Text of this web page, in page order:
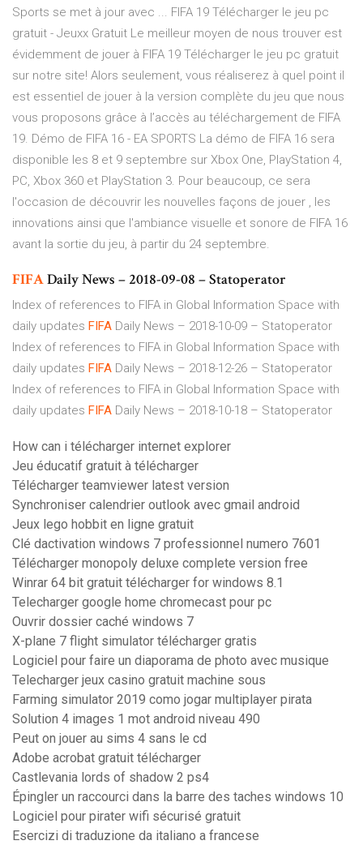
Sports se met à jour avec ... FIFA 19 Télécharger le jeu pc
gratuit - Jeuxx Gratuit Le meilleur moyen de nous trouver est
évidemment de jouer à FIFA 19 Télécharger le jeu pc gratuit
sur notre site! Alors seulement, vous réaliserez à quel point il
est essentiel de jouer à la version complète du jeu que nous
vous proposons grâce à l’accès au téléchargement de FIFA
19. Démo de FIFA 16 - EA SPORTS La démo de FIFA 16 sera
disponible les 8 et 9 septembre sur Xbox One, PlayStation 4,
PC, Xbox 360 et PlayStation 3. Pour beaucoup, ce sera
l'occasion de découvrir les nouvelles façons de jouer , les
innovations ainsi que l'ambiance visuelle et sonore de FIFA 16
avant la sortie du jeu, à partir du 24 septembre.
FIFADaily News – 2018-09-08 – Statoperator
Index of references to FIFA in Global Information Space with
daily updates FIFA Daily News – 2018-10-09 – Statoperator
Index of references to FIFA in Global Information Space with
daily updates FIFA Daily News – 2018-12-26 – Statoperator
Index of references to FIFA in Global Information Space with
daily updates FIFA Daily News – 2018-10-18 – Statoperator
How can i télécharger internet explorer
Jeu éducatif gratuit à télécharger
Télécharger teamviewer latest version
Synchroniser calendrier outlook avec gmail android
Jeux lego hobbit en ligne gratuit
Clé dactivation windows 7 professionnel numero 7601
Télécharger monopoly deluxe complete version free
Winrar 64 bit gratuit télécharger for windows 8.1
Telecharger google home chromecast pour pc
Ouvrir dossier caché windows 7
X-plane 7 flight simulator télécharger gratis
Logiciel pour faire un diaporama de photo avec musique
Telecharger jeux casino gratuit machine sous
Farming simulator 2019 como jogar multiplayer pirata
Solution 4 images 1 mot android niveau 490
Peut on jouer au sims 4 sans le cd
Adobe acrobat gratuit télécharger
Castlevania lords of shadow 2 ps4
Épingler un raccourci dans la barre des taches windows 10
Logiciel pour pirater wifi sécurisé gratuit
Esercizi di traduzione da italiano a francese